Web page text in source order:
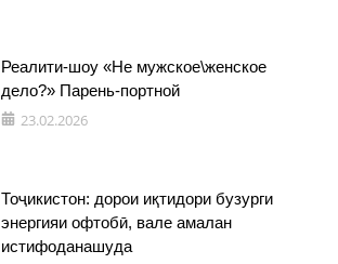
Реалити-шоу «Не мужское\женское
дело?» Парень-портной
23.02.2026
Тоҷикистон: дорои иқтидори бузурги
энергияи офтобӣ, вале амалан
истифоданашуда